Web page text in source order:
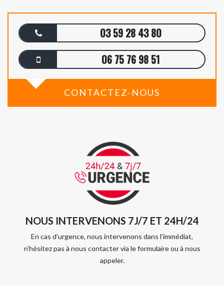
03 59 28 43 80
06 75 76 98 51
CONTACTEZ-NOUS
NOUS INTERVENONS 7J/7 ET 24H/24
En cas d’urgence, nous intervenons dans l’immédiat,
n’hésitez pas à nous contacter via le formulaire ou à nous
appeler.